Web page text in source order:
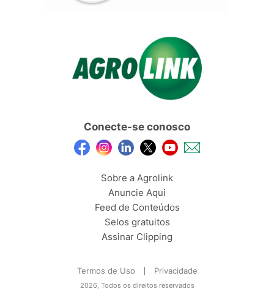
Conecte-se conosco
Sobre a Agrolink
Anuncie Aqui
Feed de Conteúdos
Selos gratuitos
Assinar Clipping
Termos de Uso Privacidade
2026, Todos os direitos reservados